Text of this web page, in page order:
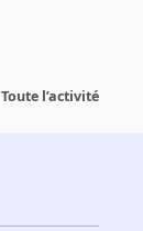
Toute l’activité